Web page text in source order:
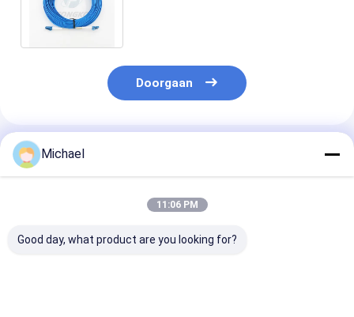
Doorgaan
Geadviseerde Producten
Michael
11:06 PM
Good day, what product are you looking for?